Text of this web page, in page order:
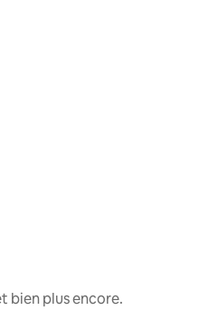
bien plus encore.